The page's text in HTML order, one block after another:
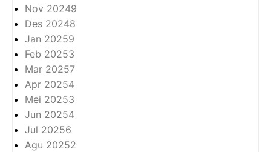
Nov 20249
Des 20248
Jan 20259
Feb 20253
Mar 20257
Apr 20254
Mei 20253
Jun 20254
Jul 20256
Agu 20252